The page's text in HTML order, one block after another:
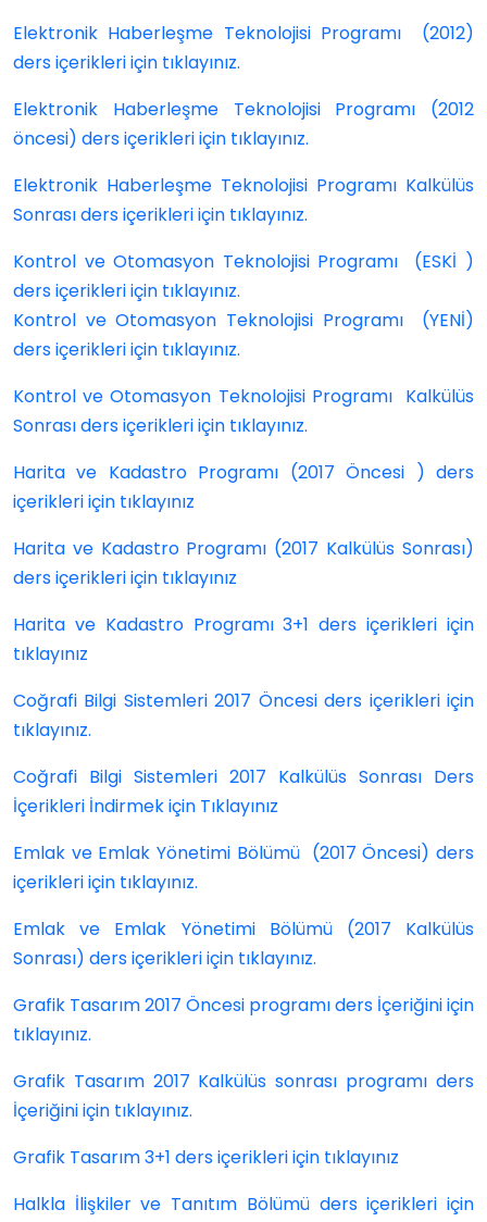
Elektronik Haberleşme Teknolojisi Programı (2012)
ders içerikleri için tıklayınız.
Elektronik Haberleşme Teknolojisi Programı (2012
öncesi) ders içerikleri için tıklayınız.
Elektronik Haberleşme Teknolojisi Programı Kalkülüs
Sonrası ders içerikleri için tıklayınız.
Kontrol ve Otomasyon Teknolojisi Programı (ESKİ )
ders içerikleri için tıklayınız.
Kontrol ve Otomasyon Teknolojisi Programı (YENİ)
ders içerikleri için tıklayınız.
Kontrol ve Otomasyon Teknolojisi Programı Kalkülüs
Sonrası ders içerikleri için tıklayınız.
Harita ve Kadastro Programı (2017 Öncesi ) ders
içerikleri için tıklayınız
Harita ve Kadastro Programı (2017 Kalkülüs Sonrası)
ders içerikleri için tıklayınız
Harita ve Kadastro Programı 3+1 ders içerikleri için
tıklayınız
Coğrafi Bilgi Sistemleri 2017 Öncesi ders içerikleri için
tıklayınız.
Coğrafi Bilgi Sistemleri 2017 Kalkülüs Sonrası Ders
İçerikleri İndirmek için Tıklayınız
Emlak ve Emlak Yönetimi Bölümü (2017 Öncesi) ders
içerikleri için tıklayınız.
Emlak ve Emlak Yönetimi Bölümü (2017 Kalkülüs
Sonrası) ders içerikleri için tıklayınız.
Grafik Tasarım 2017 Öncesi programı ders İçeriğini için
tıklayınız.
Grafik Tasarım 2017 Kalkülüs sonrası programı ders
İçeriğini için tıklayınız.
Grafik Tasarım 3+1 ders içerikleri için tıklayınız
Halkla İlişkiler ve Tanıtım Bölümü ders içerikleri için